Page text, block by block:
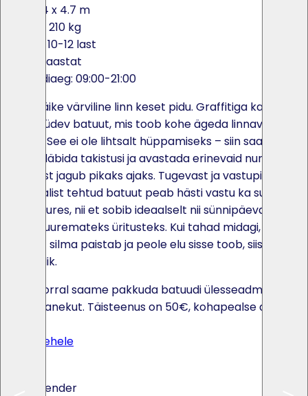
12 x 4 x 4.7 m
Kaal: 210 kg
Max: 10-12 last
3-16 aastat
Rendiaeg: 09:00-21:00
Nagu väike värviline linn keset pidu. Graffitiga kaetud ja
pilkupüüdev batuut, mis toob kohe ägeda linnavaibi
kohale. See ei ole lihtsalt hüppamiseks – siin saab
ronida, läbida takistusi ja avastada erinevaid nurki, nii et
tegevust jagub pikaks ajaks. Tugevast ja vastupidavast
materjalist tehtud batuut peab hästi vastu ka suurema
möllu juures, nii et sobib ideaalselt nii sünnipäevadeks
kui ka suuremateks üritusteks. Kui tahad midagi, mis
päriselt silma paistab ja peole elu sisse toob, siis see on
õige valik.
Soovi korral saame pakkuda batuudi ülesseadmist ja
kokkupanekut. Täisteenus on 50€, kohapealse abiga
Toote lehele
Ava kalender